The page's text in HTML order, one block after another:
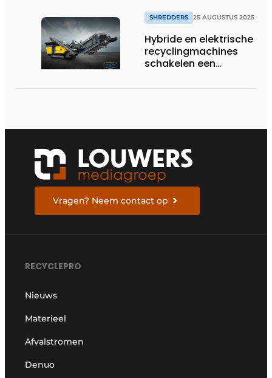
SHREDDERS 25 AUGUSTUS 2025
Hybride en elektrische
recyclingmachines
schakelen een
Vragen? Neem contact op
RECYCLEPRO
Nieuws
Materieel
Afvalstromen
Denuo